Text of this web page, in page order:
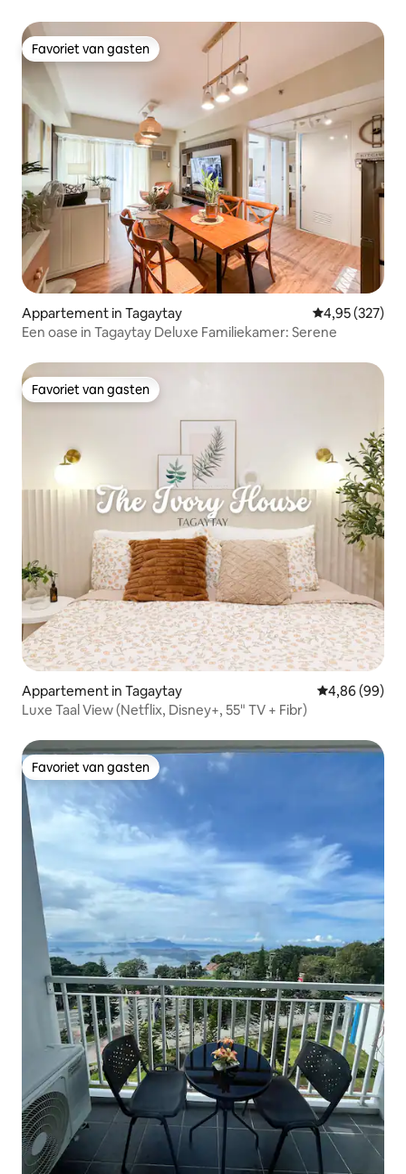
Favoriet van gasten
Favoriet van gasten
Appartement in Tagaytay Gemiddelde
4,95 (327)
Een oase in Tagaytay Deluxe Familiekamer: Serene
Favoriet van gasten
Favoriet van gasten
Appartement in Tagaytay Gemiddelde
4,86 (99)
Luxe Taal View (Netflix, Disney+, 55" TV + Fibr)
Favoriet van gasten
Favoriet van gasten